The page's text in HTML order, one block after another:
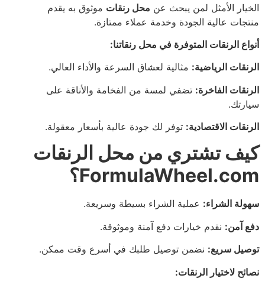
الخيار الأمثل لمن يبحث عن محل رنقات موثوق به يقدم
منتجات عالية الجودة وخدمة عملاء ممتازة.
أنواع الرنقات المتوفرة في محل رنقاتنا:
الرنقات الرياضية: مثالية لعشاق السرعة والأداء العالي.
الرنقات الفاخرة: تضفي لمسة من الفخامة والأناقة على
سيارتك.
الرنقات الاقتصادية: توفر لك جودة عالية بأسعار معقولة.
كيف تشتري من محل الرنقات
FormulaWheel.com؟
سهولة الشراء: عملية الشراء بسيطة وسريعة.
دفع آمن: نقدم خيارات دفع آمنة وموثوقة.
توصيل سريع: نضمن توصيل طلبك في أسرع وقت ممكن.
نصائح لاختيار الرنقات: